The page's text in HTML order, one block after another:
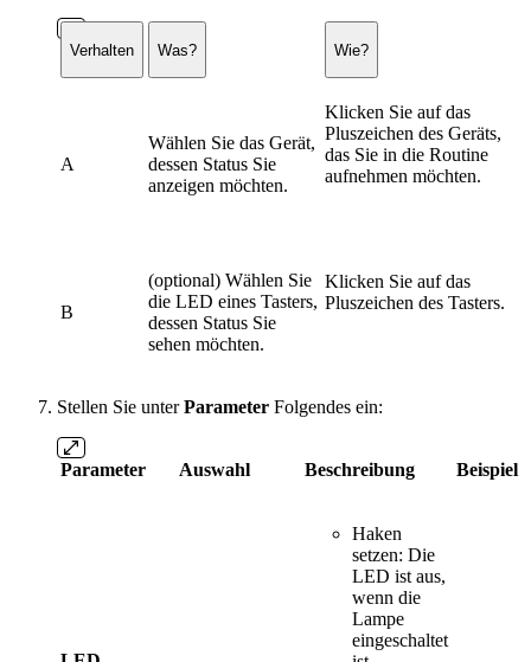
Verhalten Was? Wie?
A
Wählen Sie das Gerät,
dessen Status Sie
anzeigen möchten.
Klicken Sie auf das
Pluszeichen des Geräts,
das Sie in die Routine
aufnehmen möchten.
B
(optional) Wählen Sie
die LED eines Tasters,
dessen Status Sie
sehen möchten.
Klicken Sie auf das
Pluszeichen des Tasters.
Stellen Sie unterParameter Folgendes ein:
Parameter Auswahl Beschreibung Beispiel
Haken
setzen: Die
LED ist aus,
wenn die
Lampe
eingeschaltet